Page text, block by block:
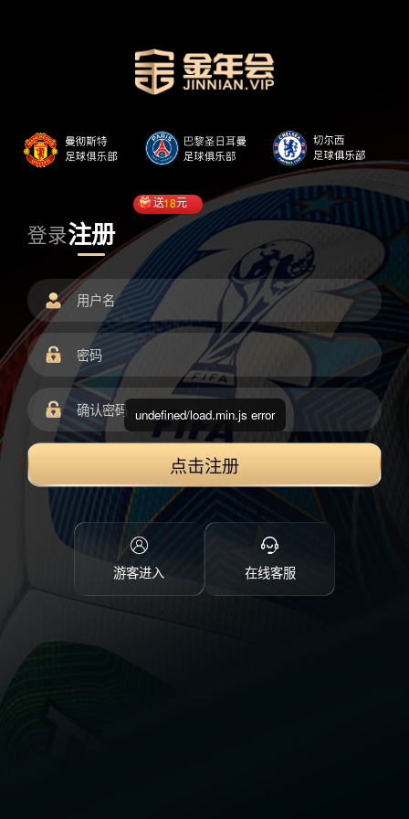
登录注册
送18元
点击注册
游客进入 在线客服
undefined/load.min.js error